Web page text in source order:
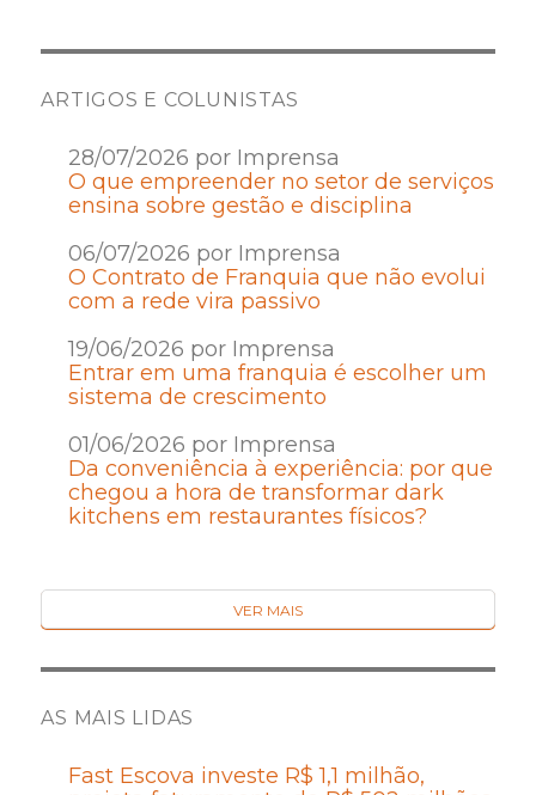
ARTIGOS E COLUNISTAS
28/07/2026 por Imprensa
O que empreender no setor de serviços
ensina sobre gestão e disciplina
06/07/2026 por Imprensa
O Contrato de Franquia que não evolui
com a rede vira passivo
19/06/2026 por Imprensa
Entrar em uma franquia é escolher um
sistema de crescimento
01/06/2026 por Imprensa
Da conveniência à experiência: por que
chegou a hora de transformar dark
kitchens em restaurantes físicos?
VER MAIS
AS MAIS LIDAS
Fast Escova investe R$ 1,1 milhão,